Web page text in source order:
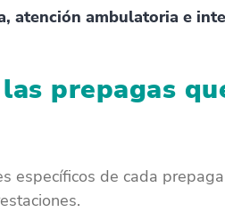
atención ambulatoria e
prepagas
específicos de cada